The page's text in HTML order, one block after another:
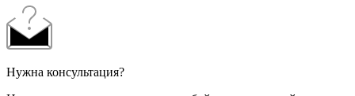
Нужна консультация?